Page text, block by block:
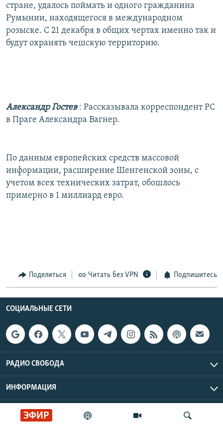
ЭФИР
стране, удалось поймать и одного гражданина
Румынии, находящегося в международном
розыске. С 21 декабря в общих чертах именно так и
будут охранять чешскую территорию.
Александр Гостев : Рассказывала корреспондент РС
в Праге Александра Вагнер.
По данным европейских средств массовой
информации, расширение Шенгенской зоны, с
учетом всех технических затрат, обошлось
примерно в 1 миллиард евро.
Поделиться Читать без VPN Подпишитесь
СОЦИАЛЬНЫЕ СЕТИ
РАДИО СВОБОДА
ИНФОРМАЦИЯ
Радио Свобода © 2026 RFE/RL, Inc. | Все права защищены.